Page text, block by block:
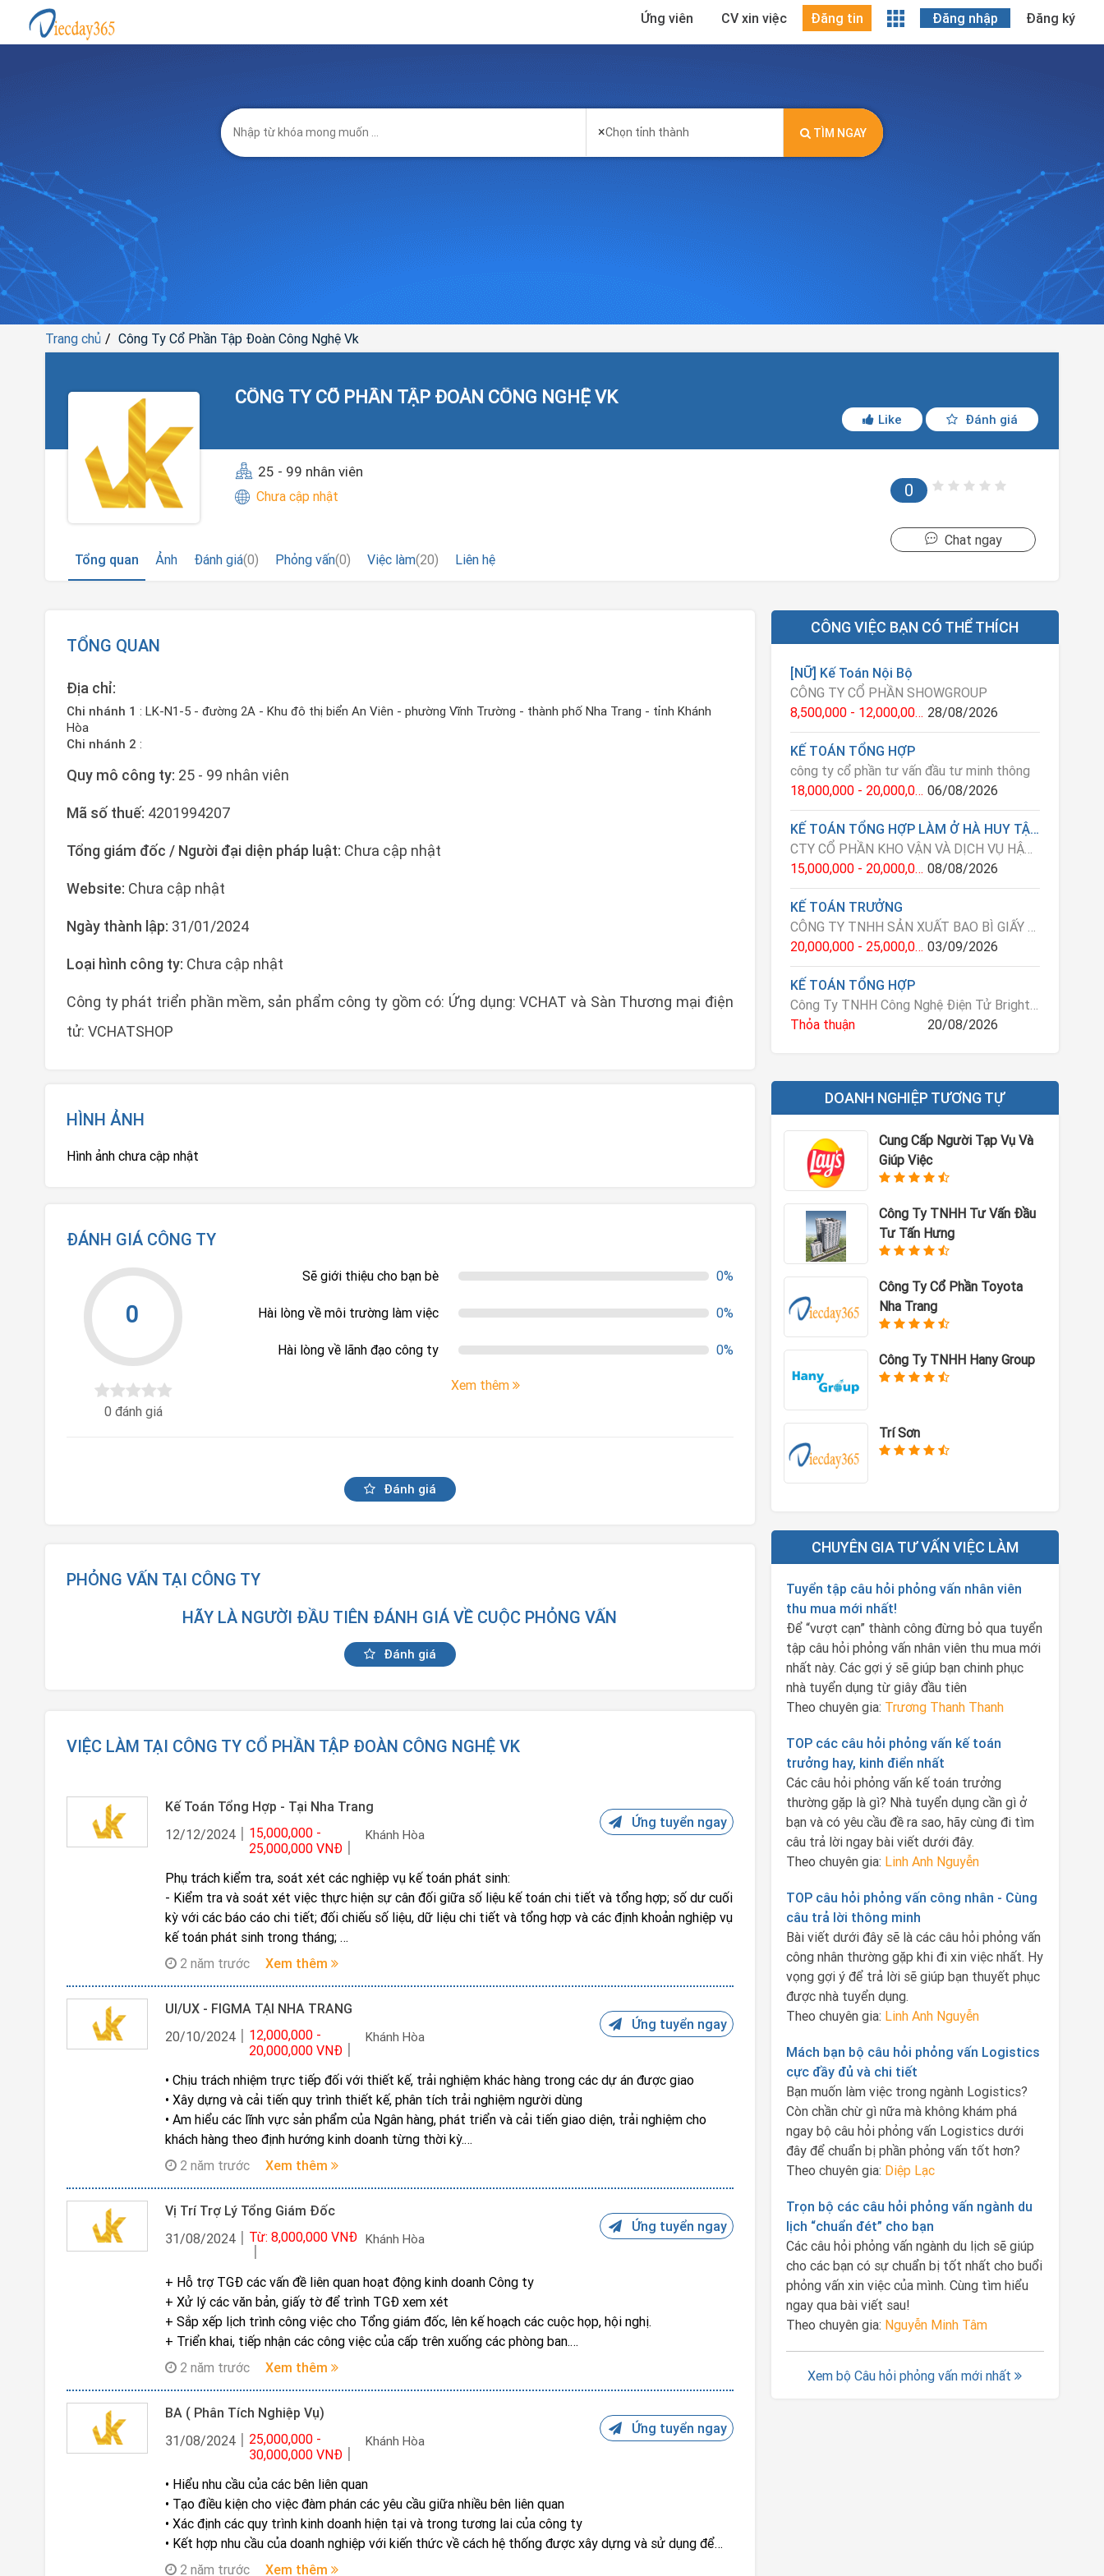
Ứng viên CV xin việc Đăng tin Đăng nhập Đăng ký
×Chọn tỉnh thành TÌM NGAY
Trang chủ Công Ty Cổ Phần Tập Đoàn Công Nghệ Vk
CÔNG TY CỔ PHẦN TẬP ĐOÀN CÔNG NGHỆ VK
Like Đánh giá
0
25 - 99 nhân viên
Chưa cập nhật
Chat ngay
Tổng quan
Ảnh Đánh giá(0) Phỏng vấn(0) Việc làm(20) Liên hệ
TỔNG QUAN
Địa chỉ:
Chi nhánh 1 : LK-N1-5 - đường 2A - Khu đô thị biển An Viên - phường Vĩnh Trường - thành phố Nha Trang - tỉnh Khánh
Hòa
Chi nhánh 2 :
Quy mô công ty: 25 - 99 nhân viên
Mã số thuế: 4201994207
Tổng giám đốc / Người đại diện pháp luật: Chưa cập nhật
Website: Chưa cập nhật
Ngày thành lập: 31/01/2024
Loại hình công ty: Chưa cập nhật
Công ty phát triển phần mềm, sản phẩm công ty gồm có: Ứng dụng: VCHAT và Sàn Thương mại điện
tử: VCHATSHOP
HÌNH ẢNH
Hình ảnh chưa cập nhật
ĐÁNH GIÁ CÔNG TY
0
0 đánh giá
Sẽ giới thiệu cho bạn bè 0%
Hài lòng về môi trường làm việc 0%
Hài lòng về lãnh đạo công ty 0%
Xem thêm
Đánh giá
PHỎNG VẤN TẠI CÔNG TY
HÃY LÀ NGƯỜI ĐẦU TIÊN ĐÁNH GIÁ VỀ CUỘC PHỎNG VẤN
Đánh giá
VIỆC LÀM TẠI CÔNG TY CỔ PHẦN TẬP ĐOÀN CÔNG NGHỆ VK
Kế Toán Tổng Hợp - Tại Nha Trang
12/12/2024
15,000,000 -
25,000,000 VNĐ
Khánh Hòa
Ứng tuyển ngay
Phụ trách kiểm tra, soát xét các nghiệp vụ kế toán phát sinh:
- Kiểm tra và soát xét việc thực hiện sự cân đối giữa số liệu kế toán chi tiết và tổng hợp; số dư cuối
kỳ với các báo cáo chi tiết; đối chiếu số liệu, dữ liệu chi tiết và tổng hợp và các định khoản nghiệp vụ
kế toán phát sinh trong tháng;
- Thực hiện soát xét chứng từ/định khoản công nợ thừa thiếu, xử lý theo đề xuất được duyệt
- Tổng hợp báo cáo kết quả hoạt động kinh doanh
- Lập báo cáo thuế tháng, quý, năm.
- Tổ chức lưu trữ, bảo mật các hồ sơ, chứng từ, tài liệu kế toán và kiểm kê, quyết toán thuế.
- Các công việc khác theo sự phân công của cấp quản lý.
- Am hiểu về công nghệ thông tin
2 năm trước Xem thêm
UI/UX - FIGMA TẠI NHA TRANG
20/10/2024
12,000,000 -
20,000,000 VNĐ
Khánh Hòa
Ứng tuyển ngay
• Chịu trách nhiệm trực tiếp đối với thiết kế, trải nghiệm khác hàng trong các dự án được giao
• Xây dựng và cải tiến quy trình thiết kế, phân tích trải nghiệm người dùng
• Am hiểu các lĩnh vực sản phẩm của Ngân hàng, phát triển và cải tiến giao diện, trải nghiệm cho
khách hàng theo định hướng kinh doanh từng thời kỳ.
• Xây dựng Design system/Product map/Trải nghiệm khách hàng
• Chịu trách nhiệm trong việc thiết kế, đánh giá trải nghiệm khách hàng hiện tại và tương lai và đưa
ra các phương án cải thiện, nâng cấp.
• Đánh giá, cải tiến quy trình thiết kế/quy định/sản phẩm nhằm nâng cao hiệu quả công việc và chất
lượng sản phẩm.
• Đo lường hiệu quả và rà soát chất lượng, tiến độ dự án, đề xuất các hành động thay đổi cần thiết
để nâng cao hiệu quả làm việc, chất lượng sản phẩm.
2 năm trước Xem thêm
Vị Trí Trợ Lý Tổng Giám Đốc
31/08/2024
Từ: 8,000,000 VNĐ Khánh Hòa
Ứng tuyển ngay
+ Hỗ trợ TGĐ các vấn đề liên quan hoạt động kinh doanh Công ty
+ Xử lý các văn bản, giấy tờ để trình TGĐ xem xét
+ Sắp xếp lịch trình công việc cho Tổng giám đốc, lên kế hoạch các cuộc họp, hội nghị.
+ Triển khai, tiếp nhận các công việc của cấp trên xuống các phòng ban.
+ Lập báo cáo theo định kỳ hoặc đột xuất cho Tổng giám đốc/phòng ban khác
2 năm trước Xem thêm
BA ( Phân Tích Nghiệp Vụ)
31/08/2024
25,000,000 -
30,000,000 VNĐ
Khánh Hòa
Ứng tuyển ngay
• Hiểu nhu cầu của các bên liên quan
• Tạo điều kiện cho việc đàm phán các yêu cầu giữa nhiều bên liên quan
• Xác định các quy trình kinh doanh hiện tại và trong tương lai của công ty
• Kết hợp nhu cầu của doanh nghiệp với kiến thức về cách hệ thống được xây dựng và sử dụng để
tạo ra một thiết kế hoàn thiện đáp ứng người dùng
2 năm trước Xem thêm
CÔNG VIỆC BẠN CÓ THỂ THÍCH
[NỮ] Kế Toán Nội Bộ
CÔNG TY CỔ PHẦN SHOWGROUP
8,500,000 - 12,000,000 VNĐ 28/08/2026
KẾ TOÁN TỔNG HỢP
công ty cổ phần tư vấn đầu tư minh thông
18,000,000 - 20,000,000 VNĐ 06/08/2026
KẾ TOÁN TỔNG HỢP LÀM Ở HÀ HUY TẬP GIA LÂM
CTY CỔ PHẦN KHO VẬN VÀ DỊCH VỤ HẬU CẦN BFY
15,000,000 - 20,000,000 VNĐ 08/08/2026
KẾ TOÁN TRƯỞNG
CÔNG TY TNHH SẢN XUẤT BAO BÌ GIẤY AN PHÚ
20,000,000 - 25,000,000 VNĐ 03/09/2026
KẾ TOÁN TỔNG HỢP
Công Ty TNHH Công Nghệ Điện Tử Brightway Việt Nam
Thỏa thuận
20/08/2026
DOANH NGHIỆP TƯƠNG TỰ
Cung Cấp Người Tạp Vụ Và
Giúp Việc
Công Ty TNHH Tư Vấn Đầu
Tư Tấn Hưng
Công Ty Cổ Phần Toyota
Nha Trang
Công Ty TNHH Hany Group
Trí Sơn
CHUYÊN GIA TƯ VẤN VIỆC LÀM
Tuyển tập câu hỏi phỏng vấn nhân viên
thu mua mới nhất!
Để “vượt cạn” thành công đừng bỏ qua tuyển
tập câu hỏi phỏng vấn nhân viên thu mua mới
nhất này. Các gợi ý sẽ giúp bạn chinh phục
nhà tuyển dụng từ giây đầu tiên
Theo chuyên gia: Trương Thanh Thanh
TOP các câu hỏi phỏng vấn kế toán
trưởng hay, kinh điển nhất
Các câu hỏi phỏng vấn kế toán trưởng
thường gặp là gì? Nhà tuyển dụng cần gì ở
bạn và có yêu cầu đề ra sao, hãy cùng đi tìm
câu trả lời ngay bài viết dưới đây.
Theo chuyên gia: Linh Anh Nguyễn
TOP câu hỏi phỏng vấn công nhân - Cùng
câu trả lời thông minh
Bài viết dưới đây sẽ là các câu hỏi phỏng vấn
công nhân thường gặp khi đi xin việc nhất. Hy
vọng gợi ý để trả lời sẽ giúp bạn thuyết phục
được nhà tuyển dụng.
Theo chuyên gia: Linh Anh Nguyễn
Mách bạn bộ câu hỏi phỏng vấn Logistics
cực đầy đủ và chi tiết
Bạn muốn làm việc trong ngành Logistics?
Còn chần chừ gì nữa mà không khám phá
ngay bộ câu hỏi phỏng vấn Logistics dưới
đây để chuẩn bị phần phỏng vấn tốt hơn?
Theo chuyên gia: Diệp Lạc
Trọn bộ các câu hỏi phỏng vấn ngành du
lịch “chuẩn đét” cho bạn
Các câu hỏi phỏng vấn ngành du lịch sẽ giúp
cho các bạn có sự chuẩn bị tốt nhất cho buổi
phỏng vấn xin việc của mình. Cùng tìm hiểu
ngay qua bài viết sau!
Theo chuyên gia: Nguyễn Minh Tâm
Xem bộ Câu hỏi phỏng vấn mới nhất